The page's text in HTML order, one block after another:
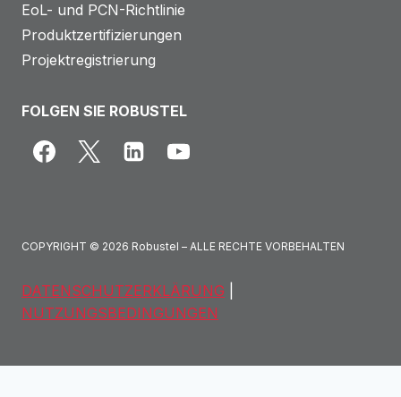
EoL- und PCN-Richtlinie
Produktzertifizierungen
Projektregistrierung
FOLGEN SIE ROBUSTEL
COPYRIGHT © 2026 Robustel – ALLE RECHTE VORBEHALTEN
DATENSCHUTZERKLÄRUNG
NUTZUNGSBEDINGUNGEN